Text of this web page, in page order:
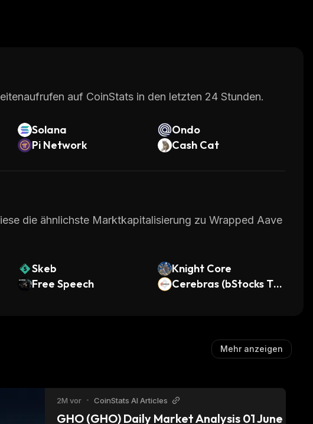
auf CoinStats in den letzten 24 Stunden.
Solana
Ondo
Pi Network Cash Cat
die ähnlichste Marktkapitalisierung zu Wrapped Aave
Skeb
Knight Core
Free Speech
Cerebras (bStocks Tok
Mehr anzeigen
2M vor • CoinStats AI Articles
GHO (GHO) Daily Market Analysis 01 June